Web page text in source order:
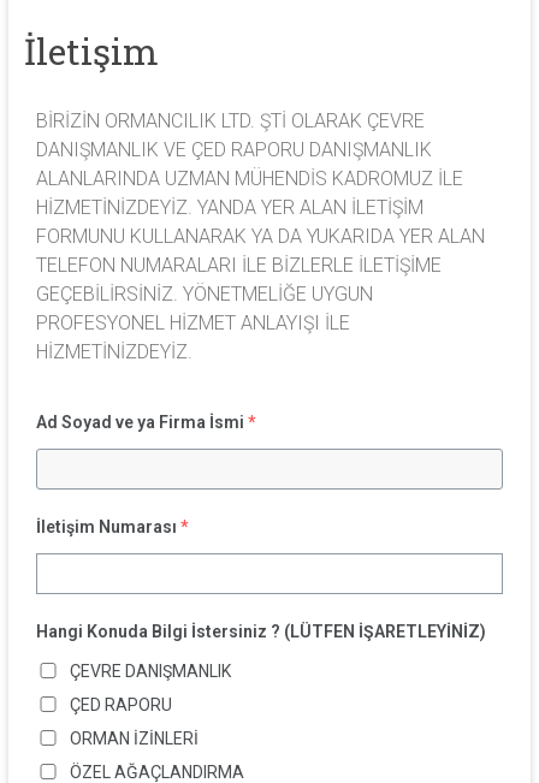
İletişim
BİRİZİN ORMANCILIK LTD. ŞTİ OLARAK ÇEVRE
DANIŞMANLIK VE ÇED RAPORU DANIŞMANLIK
ALANLARINDA UZMAN MÜHENDİS KADROMUZ İLE
HİZMETİNİZDEYİZ. YANDA YER ALAN İLETİŞİM
FORMUNU KULLANARAK YA DA YUKARIDA YER ALAN
TELEFON NUMARALARI İLE BİZLERLE İLETİŞİME
GEÇEBİLİRSİNİZ. YÖNETMELİĞE UYGUN
PROFESYONEL HİZMET ANLAYIŞI İLE
HİZMETİNİZDEYİZ.
Ad Soyad ve ya Firma İsmi *
İletişim Numarası *
Hangi Konuda Bilgi İstersiniz ? (LÜTFEN İŞARETLEYİNİZ)
ÇEVRE DANIŞMANLIK
ÇED RAPORU
ORMAN İZİNLERİ
ÖZEL AĞAÇLANDIRMA